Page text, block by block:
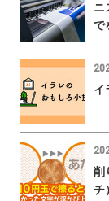
ニ
で
イ
削
チ